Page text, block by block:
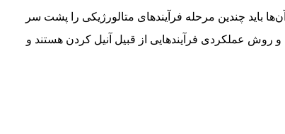
باید چندین مرحله فرآیند‌های متالورژیکی را پشت سر
و روش عملکردی فرآیندهایی از قبیل آنیل کردن هستند و